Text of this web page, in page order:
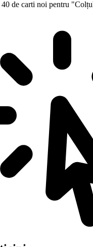
40 de carti noi pentru